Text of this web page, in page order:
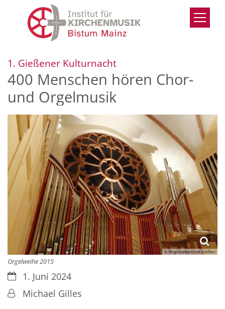
Zum Inhalt springen
1. Gießener Kulturnacht:
400 Menschen hören Chor-
und Orgelmusik
© Regionalkantorat Gießen
Orgelweihe 2015
Datum:1. Juni 2024
Von:Michael Gilles